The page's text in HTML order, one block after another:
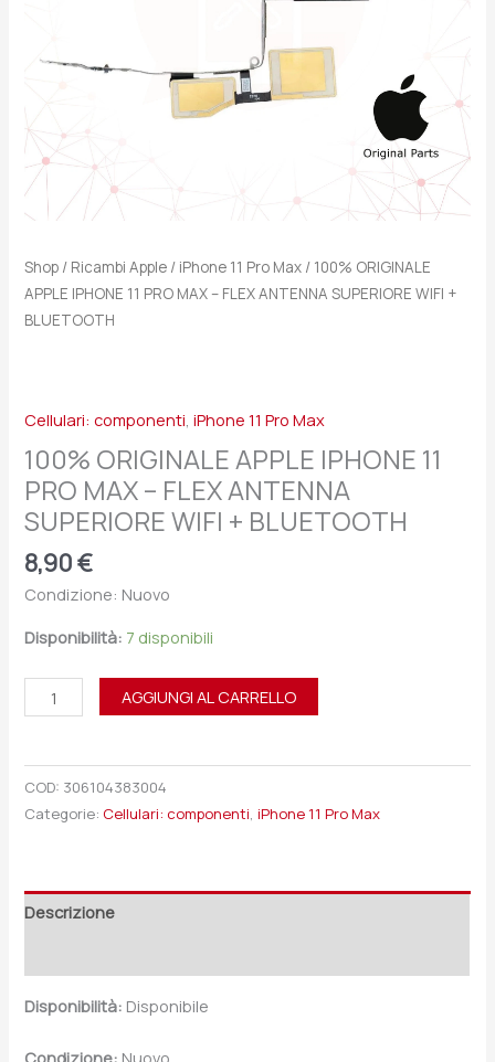
Shop / Ricambi Apple / iPhone 11 Pro Max / 100% ORIGINALE
APPLE IPHONE 11 PRO MAX – FLEX ANTENNA SUPERIORE WIFI +
BLUETOOTH
Cellulari: componenti,iPhone 11 Pro Max
100% ORIGINALE APPLE IPHONE 11
PRO MAX – FLEX ANTENNA
SUPERIORE WIFI + BLUETOOTH
8,90€
Condizione: Nuovo
Disponibilità: 7 disponibili
SUPERIORE
BLUETOOTH
quantità
AGGIUNGI AL CARRELLO
COD: 306104383004
Categorie: Cellulari: componenti,iPhone 11 Pro Max
Descrizione
Disponibilità: Disponibile